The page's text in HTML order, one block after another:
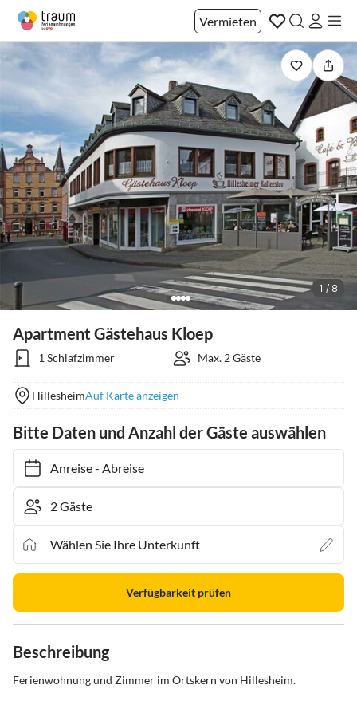
Vermieten
1 / 8
Apartment Gästehaus Kloep
1 Schlafzimmer Max. 2 Gäste
HillesheimAuf Karte anzeigen
Bitte Daten und Anzahl der Gäste auswählen
Anreise- Abreise
Verfügbarkeit prüfen
Beschreibung
Ferienwohnung und Zimmer im Ortskern von Hillesheim.